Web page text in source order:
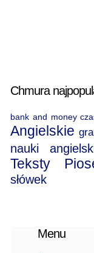
Chmura
bank and money
Angielskie
nauki
Teksty
słówek
Menu